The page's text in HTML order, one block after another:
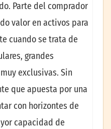
Parte del comprador
valor en activos para
cuando se trata de
grandes
exclusivas. Sin
que apuesta por una
con horizontes de
capacidad de